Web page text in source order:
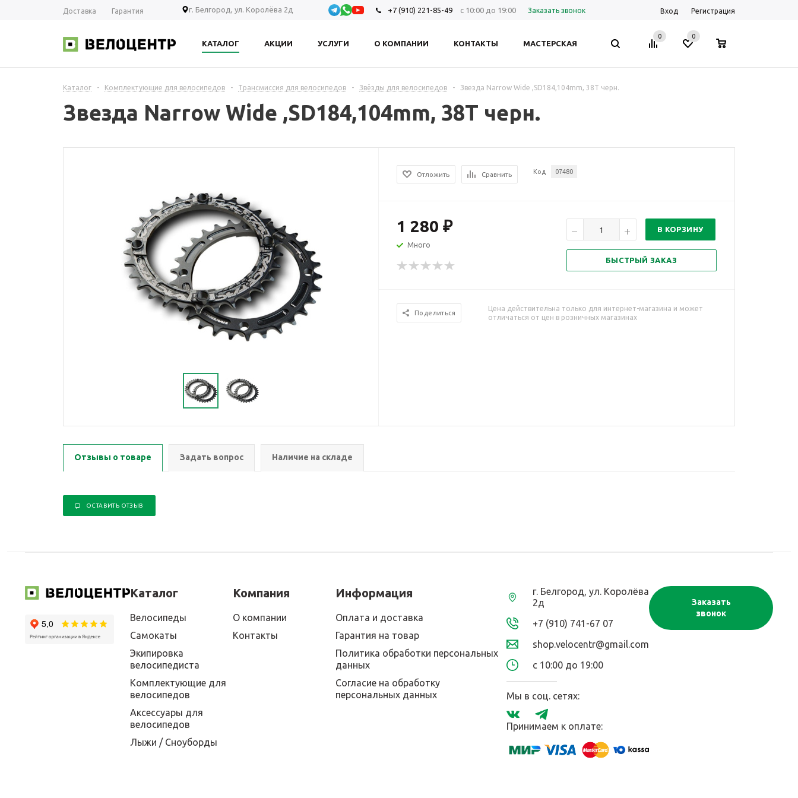
Доставка Гарантия г. Белгород, ул. Королёва 2д +7 (910) 221-85-49 с 10:00 до 19:00 Заказать звонок Вход Регистрация
КАТАЛОГ АКЦИИ УСЛУГИ О КОМПАНИИ КОНТАКТЫ МАСТЕРСКАЯ
0 0
Каталог - Комплектующие для велосипедов - Трансмиссия для велосипедов - Звёзды для велосипедов - Звезда Narrow Wide ,SD184,104mm, 38T черн.
Звезда Narrow Wide ,SD184,104mm, 38T черн.
Отложить Сравнить Код 07480
1 280 ₽
Много
В КОРЗИНУ
БЫСТРЫЙ ЗАКАЗ
Поделиться
Цена действительна только для интернет-магазина и может
отличаться от цен в розничных магазинах
Отзывы о товаре Задать вопрос Наличие на складе
ОСТАВИТЬ ОТЗЫВ
Каталог
Велосипеды
Самокаты
Экипировка
велосипедиста
Комплектующие для
велосипедов
Аксессуары для
велосипедов
Лыжи / Сноуборды
Компания
О компании
Контакты
Информация
Оплата и доставка
Гарантия на товар
Политика обработки персональных
данных
Согласие на обработку
персональных данных
г. Белгород, ул. Королёва
2д
+7 (910) 741-67 07
shop.velocentr@gmail.com
с 10:00 до 19:00
Мы в соц. сетях:
Принимаем к оплате:
Заказать
звонок